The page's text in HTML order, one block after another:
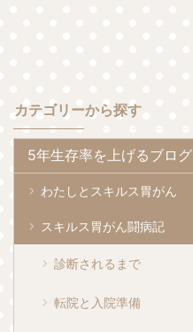
カテゴリーから探す
5年生存率を上げるブログ
わたしとスキルス胃がん
スキルス胃がん闘病記
診断されるまで
転院と入院準備